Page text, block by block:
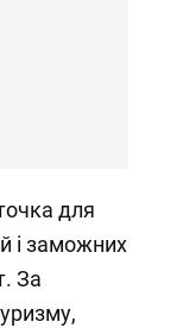
для
і заможних
За